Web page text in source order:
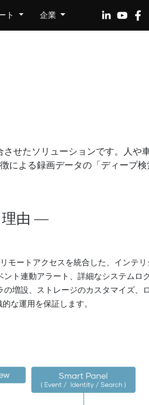
ト 企業
せたソリューションです。人や
よる録画データの「ディープ検
理由 —
モートアクセスを統合した、インテ
ト連動アラート、詳細なシステムロ
増設、ストレージのカスタマイズ、
な運用を保証します。